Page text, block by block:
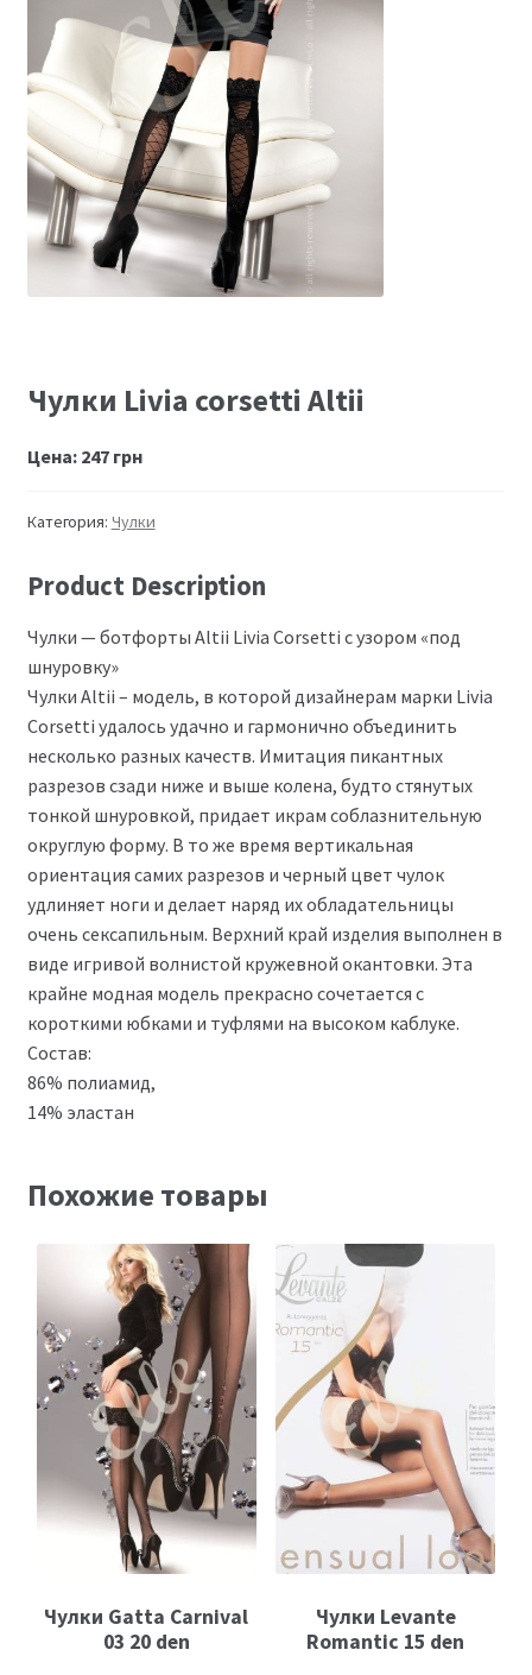
Размеры
Контакты
Обратная связь
Чулки Livia corsetti Altii
Цена: 247грн
Категория: Чулки
Product Description
Чулки — ботфорты Altii Livia Corsetti с узором «под
шнуровку»
Чулки Altii – модель, в которой дизайнерам марки Livia
Corsetti удалось удачно и гармонично объединить
несколько разных качеств. Имитация пикантных
разрезов сзади ниже и выше колена, будто стянутых
тонкой шнуровкой, придает икрам соблазнительную
округлую форму. В то же время вертикальная
ориентация самих разрезов и черный цвет чулок
удлиняет ноги и делает наряд их обладательницы
очень сексапильным. Верхний край изделия выполнен в
виде игривой волнистой кружевной окантовки. Эта
крайне модная модель прекрасно сочетается с
короткими юбками и туфлями на высоком каблуке.
Состав:
86% полиамид,
14% эластан
Похожие товары
Чулки Gatta Carnival
03 20 den
Чулки Levante
Romantic 15 den